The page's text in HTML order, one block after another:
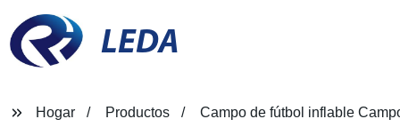
LEDA
Hogar Productos Campo de fútbol inflable